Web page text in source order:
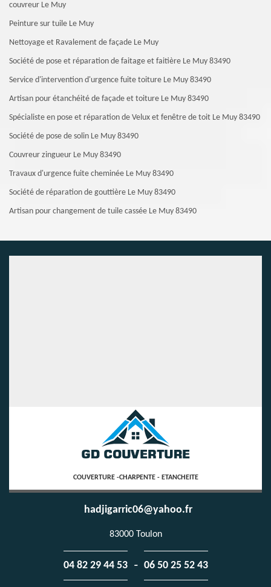
couvreur Le Muy
Peinture sur tuile Le Muy
Nettoyage et Ravalement de façade Le Muy
Société de pose et réparation de faitage et faitière Le Muy 83490
Service d'intervention d'urgence fuite toiture Le Muy 83490
Artisan pour étanchéité de façade et toiture Le Muy 83490
Spécialiste en pose et réparation de Velux et fenêtre de toit Le Muy 83490
Société de pose de solin Le Muy 83490
Couvreur zingueur Le Muy 83490
Travaux d'urgence fuite cheminée Le Muy 83490
Société de réparation de gouttière Le Muy 83490
Artisan pour changement de tuile cassée Le Muy 83490
COUVERTURE -CHARPENTE - ETANCHEITE
hadjigarric06@yahoo.fr
83000 Toulon
04 82 29 44 53 - 06 50 25 52 43